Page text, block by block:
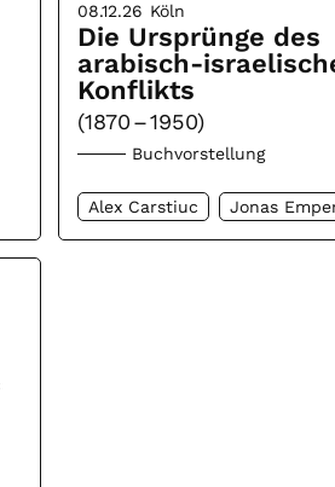
08.12.26 Köln
Die Ursprünge des
arabisch-
Konflikts
(1870 – 1950)
Buchvorstellung
Alex Carstiuc Jonas